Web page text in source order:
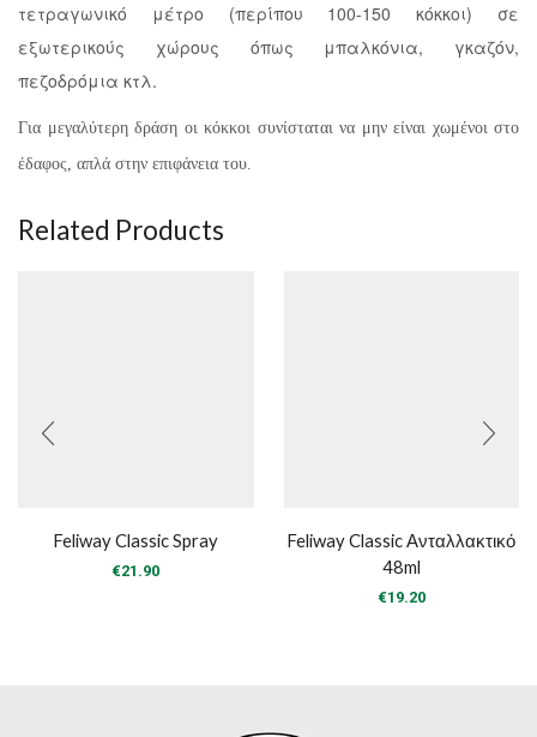
τετραγωνικό μέτρο (περίπου 100-150 κόκκοι) σε
εξωτερικούς χώρους όπως μπαλκόνια, γκαζόν,
πεζοδρόμια κτλ.
Για μεγαλύτερη δράση οι κόκκοι συνίσταται να μην είναι χωμένοι στο
έδαφος, απλά στην επιφάνεια του.
Related Products
Feliway Classic Spray
€21.90
Feliway Classic Ανταλλακτικό
48ml
€19.20